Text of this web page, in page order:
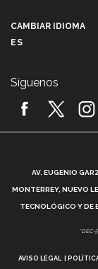
CAMBIAR IDIOMA
ES
Síguenos
AV. EUGENIO
MONTERREY, NUEVO
TECNOLÓGICO Y DE
*DEC-
AVISO LEGAL